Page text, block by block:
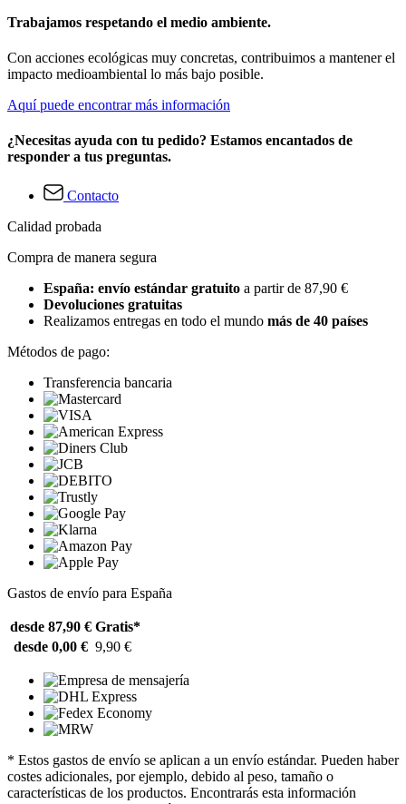
Trabajamos respetando el medio ambiente.
Con acciones ecológicas muy concretas, contribuimos a mantener el
impacto medioambiental lo más bajo posible.
Aquí puede encontrar más información
¿Necesitas ayuda con tu pedido? Estamos encantados de
responder a tus preguntas.
Contacto
Calidad probada
Compra de manera segura
España: envío estándar gratuito a partir de 87,90 €
Devoluciones gratuitas
Realizamos entregas en todo el mundo más de 40 países
Métodos de pago:
Transferencia bancaria
Gastos de envío para España
desde 87,90 € Gratis*
desde 0,00 € 9,90 €
* Estos gastos de envío se aplican a un envío estándar. Pueden haber
costes adicionales, por ejemplo, debido al peso, tamaño o
características de los productos. Encontrarás esta información